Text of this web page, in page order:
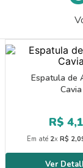
Espatula de
Cavia
R$ 4,
Em até 2x R$ 2,